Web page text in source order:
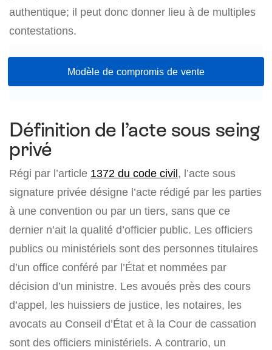
authentique; il peut donc donner lieu à de multiples
contestations.
Modèle de compromis de vente
Définition de l’acte sous seing
privé
Régi par l’article 1372 du code civil, l’acte sous
signature privée désigne l’acte rédigé par les parties
à une convention ou par un tiers, sans que ce
dernier n’ait la qualité d’officier public. Les officiers
publics ou ministériels sont des personnes titulaires
d’un office conféré par l’État et nommées par
décision d’un ministre. Les avoués près des cours
d’appel, les huissiers de justice, les notaires, les
avocats au Conseil d’État et à la Cour de cassation
sont des officiers ministériels. A contrario, un